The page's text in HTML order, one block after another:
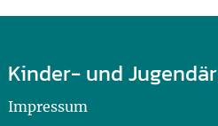
Kinder- und
Impressum